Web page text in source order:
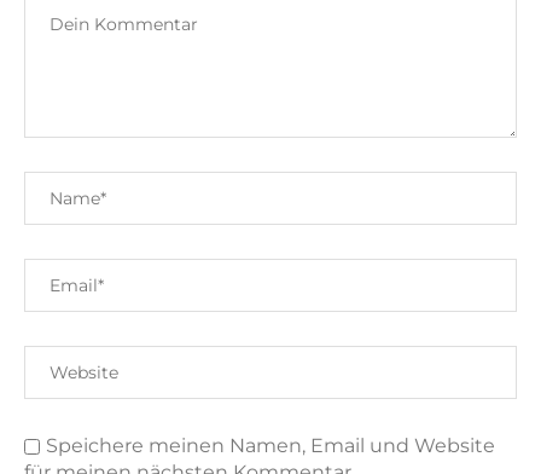
Speichere meinen Namen, Email und Website